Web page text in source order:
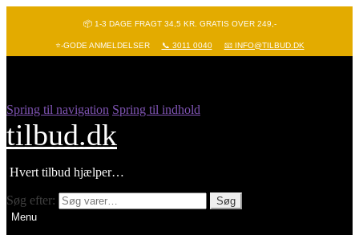
📦 1-3 DAGE FRAGT 34,5 KR. GRATIS OVER 249,-
⭐-GODE ANMELDELSER 📞 3011 0040 📧 INFO@TILBUD.DK
Spring til navigation Spring til indhold
tilbud.dk
Hvert tilbud hjælper…
Søg efter:
Søg
Menu